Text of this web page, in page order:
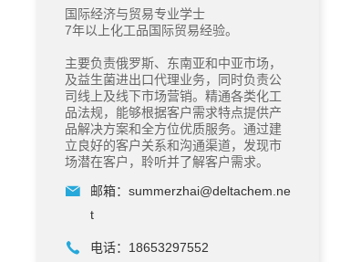
国际经济与贸易专业学士
7年以上化工品国际贸易经验。
主要负责俄罗斯、东南亚和中亚市场，
及益生菌进出口代理业务，同时负责公
司线上及线下市场营销。精通各类化工
品法规，能够根据客户需求特点提供产
品解决方案和全方位优质服务。通过建
立良好的客户关系和沟通渠道，发现市
场潜在客户，聆听并了解客户需求。
邮箱： summerzhai@deltachem.ne
t
电话： 18653297552